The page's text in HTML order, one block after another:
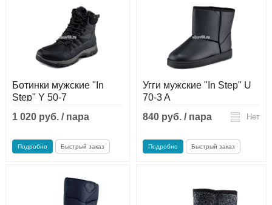
Ботинки мужские "In
Step" Y 50-7
1 020 руб. / пара
Подробно Быстрый заказ
Угги мужские "In Step" U
70-3 A
840 руб. / пара
Нет
Подробно Быстрый заказ